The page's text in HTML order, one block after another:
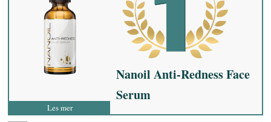
Nanoil Anti-Redness Face
Serum
Les mer